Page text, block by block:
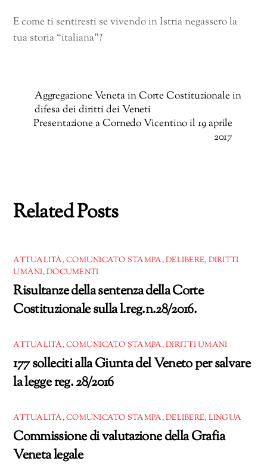
E come ti sentiresti se vivendo in Istria negassero la
tua storia “italiana”?
Aggregazione Veneta in Corte Costituzionale in
difesa dei diritti dei Veneti
Presentazione a Cornedo Vicentino il 19 aprile
2017
Related Posts
ATTUALITÀ,COMUNICATO STAMPA,DELIBERE, DIRITTI
UMANI,DOCUMENTI
Risultanze della sentenza della Corte
Costituzionale sulla l.reg.n.28/2016.
ATTUALITÀ,COMUNICATO STAMPA,DIRITTI UMANI
177 solleciti alla Giunta del Veneto per salvare
la legge reg. 28/2016
ATTUALITÀ,COMUNICATO STAMPA,DELIBERE, LINGUA
Commissione di valutazione della Grafia
Veneta legale